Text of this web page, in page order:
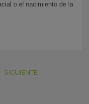
o el nacimiento de la
SIGUIENTE